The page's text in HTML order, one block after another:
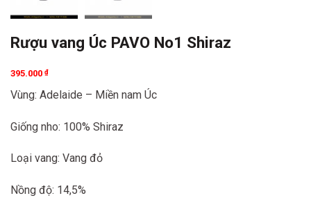
Rượu vang Úc PAVO No1 Shiraz
395.000 ₫
Vùng: Adelaide – Miền nam Úc
Giống nho: 100% Shiraz
Loại vang: Vang đỏ
Nồng độ: 14,5%